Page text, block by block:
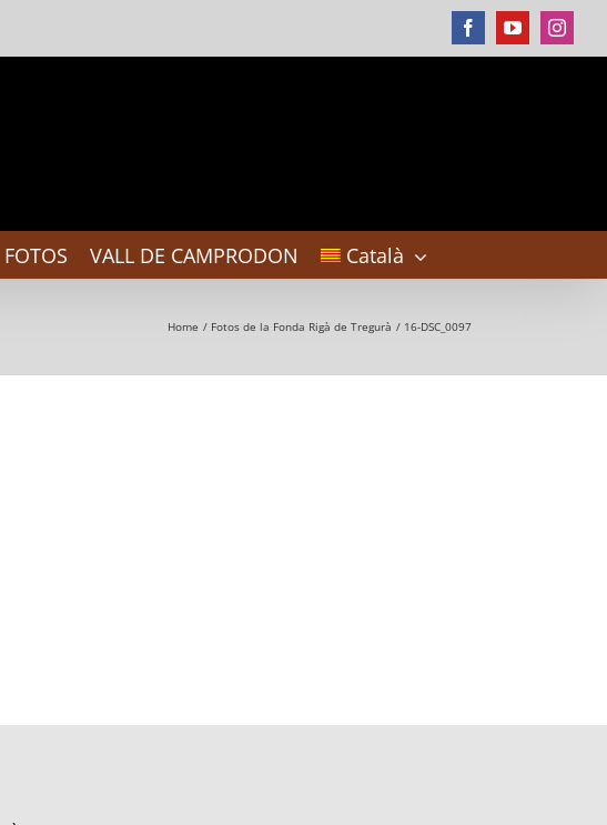
FacebookYouTube
FOTOS VALL DE CAMPRODON Català
Home Fotos de la Fonda Rigà de Tregurà 16-DSC_0097